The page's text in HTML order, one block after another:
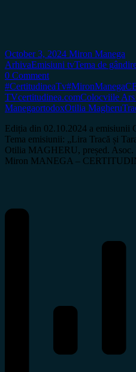
October 3, 2024 Miron Manega
ArhivaEmisiuni tvTema de
0 Comment
#CertitudineaTv#MironManega
TVcertitudinea.comColocviile Ars
ManegaortodoxOtilia Magheru
Ediția din 02.10.2024 a
Tema emisiunii: „Lira Tracă și
Otilia MAGHERU, președ. Asoc.
Miron MANEGA –